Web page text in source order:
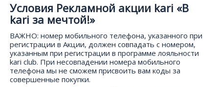
Условия Рекламной акции kari «В
kari за мечтой!»
ВАЖНО: номер мобильного телефона, указанного при
регистрации в Акции, должен совпадать с номером,
указанным при регистрации в программе лояльности
kari club. При несовпадении номера мобильного
телефона мы не сможем присвоить вам коды за
совершенные покупки.